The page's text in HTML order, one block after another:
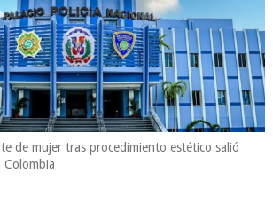
de mujer tras procedimiento estético salió
Colombia